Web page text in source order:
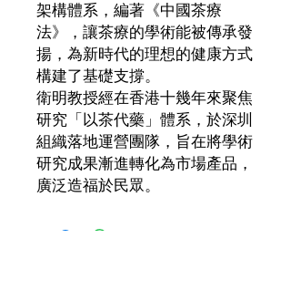
架構體系，編著《中國茶療
法》，讓茶療的學術能被傳承發
揚，為新時代的理想的健康方式
構建了基礎支撐。
衛明教授經在香港十幾年來聚焦
研究「以茶代藥」體系，於深圳
組織落地運營團隊，旨在將學術
研究成果漸進轉化為市場產品，
廣泛造福於民眾。